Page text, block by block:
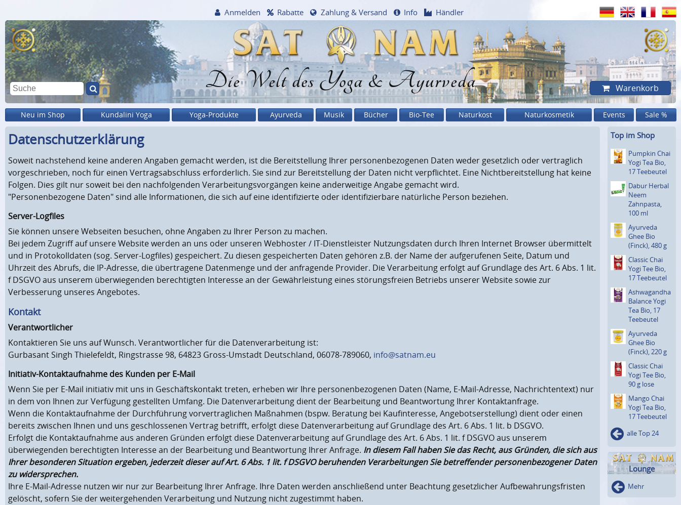
Die Welt des Yoga & Ayurveda
Anmelden Rabatte Zahlung & Versand Info Händler
Warenkorb
Neu im Shop Kundalini Yoga Yoga-Produkte Ayurveda Musik Bücher Bio-Tee Naturkost Naturkosmetik Events Sale %
Datenschutzerklärung
Soweit nachstehend keine anderen Angaben gemacht werden, ist die Bereitstellung Ihrer personenbezogenen Daten weder gesetzlich oder vertraglich
vorgeschrieben, noch für einen Vertragsabschluss erforderlich. Sie sind zur Bereitstellung der Daten nicht verpflichtet. Eine Nichtbereitstellung hat keine
Folgen. Dies gilt nur soweit bei den nachfolgenden Verarbeitungsvorgängen keine anderweitige Angabe gemacht wird.
"Personenbezogene Daten" sind alle Informationen, die sich auf eine identifizierte oder identifizierbare natürliche Person beziehen.
Server-Logfiles
Sie können unsere Webseiten besuchen, ohne Angaben zu Ihrer Person zu machen.
Bei jedem Zugriff auf unsere Website werden an uns oder unseren Webhoster / IT-Dienstleister Nutzungsdaten durch Ihren Internet Browser übermittelt
und in Protokolldaten (sog. Server-Logfiles) gespeichert. Zu diesen gespeicherten Daten gehören z.B. der Name der aufgerufenen Seite, Datum und
Uhrzeit des Abrufs, die IP-Adresse, die übertragene Datenmenge und der anfragende Provider. Die Verarbeitung erfolgt auf Grundlage des Art. 6 Abs. 1 lit.
f DSGVO aus unserem überwiegenden berechtigten Interesse an der Gewährleistung eines störungsfreien Betriebs unserer Website sowie zur
Verbesserung unseres Angebotes.
Kontakt
Verantwortlicher
Kontaktieren Sie uns auf Wunsch. Verantwortlicher für die Datenverarbeitung ist:
Gurbasant Singh Thielefeldt, Ringstrasse 98, 64823 Gross-Umstadt Deutschland, 06078-789060, info@satnam.eu
Initiativ-Kontaktaufnahme des Kunden per E-Mail
Wenn Sie per E-Mail initiativ mit uns in Geschäftskontakt treten, erheben wir Ihre personenbezogenen Daten (Name, E-Mail-Adresse, Nachrichtentext) nur
in dem von Ihnen zur Verfügung gestellten Umfang. Die Datenverarbeitung dient der Bearbeitung und Beantwortung Ihrer Kontaktanfrage.
Wenn die Kontaktaufnahme der Durchführung vorvertraglichen Maßnahmen (bspw. Beratung bei Kaufinteresse, Angebotserstellung) dient oder einen
bereits zwischen Ihnen und uns geschlossenen Vertrag betrifft, erfolgt diese Datenverarbeitung auf Grundlage des Art. 6 Abs. 1 lit. b DSGVO.
Erfolgt die Kontaktaufnahme aus anderen Gründen erfolgt diese Datenverarbeitung auf Grundlage des Art. 6 Abs. 1 lit. f DSGVO aus unserem
überwiegenden berechtigten Interesse an der Bearbeitung und Beantwortung Ihrer Anfrage. In diesem Fall haben Sie das Recht, aus Gründen, die sich aus
Ihrer besonderen Situation ergeben, jederzeit dieser auf Art. 6 Abs. 1 lit. f DSGVO beruhenden Verarbeitungen Sie betreffender personenbezogener Daten
zu widersprechen.
Ihre E-Mail-Adresse nutzen wir nur zur Bearbeitung Ihrer Anfrage. Ihre Daten werden anschließend unter Beachtung gesetzlicher Aufbewahrungsfristen
gelöscht, sofern Sie der weitergehenden Verarbeitung und Nutzung nicht zugestimmt haben.
Top im Shop
Pumpkin Chai
Yogi Tea Bio,
17 Teebeutel
Dabur Herbal
Neem
Zahnpasta,
100 ml
Ayurveda
Ghee Bio
(Finck), 480 g
Classic Chai
Yogi Tee Bio,
17 Teebeutel
Ashwagan­dha
Balance Yogi
Tea Bio, 17
Teebeutel
Ayurveda
Ghee Bio
(Finck), 220 g
Classic Chai
Yogi Tee Bio,
90 g lose
Mango Chai
Yogi Tea Bio,
17 Teebeutel
alle Top 24
Lounge
Mehr